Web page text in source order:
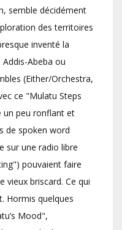
semble décidément
des territoires
inventé la
Abeba ou
(Either/Orchestra,
ce "Mulatu Steps
un peu ronflant et
de spoken word
sur une radio libre
pouvaient faire
vieux briscard. Ce qui
Hormis quelques
Mood",